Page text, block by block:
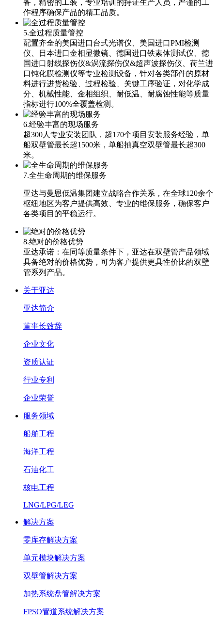
备，精密的工装，专业培训的持证生产人员，严谨的工
作程序确保产品的精工品质。
5.全过程质量管控
配置齐全的美国进口台式光谱仪、美国进口PMI检测
仪、日本进口金相显微镜、德国进口铁素体测试仪、德
国进口射线探伤仪&涡流探伤仪&超声波探伤仪、荷兰进
口钝化膜检测仪等专业检测设备，针对各类部件的原材
料进行进货检验、过程检验、关键工序验证，对化学成
分、机械性能、金相组织、耐低温、耐腐蚀性能等质量
指标进行100%全覆盖检测。
6.经验丰富的现场服务
超300人专业安装团队，超170个项目安装服务经验，单
船双壁管最长超1500米，单船抽真空双壁管最长超300
米。
7.全生命周期的维保服务
亚达与曼恩低温集团建立战略合作关系，在全球120余个
枢纽地区为客户提供高效、专业的维保服务，确保客户
各类项目的平稳运行。
8.绝对的价格优势
亚达承诺：在同等质量条件下，亚达在双壁管产品领域
具备绝对的价格优势，可为客户提供更具性价比的双壁
管系列产品。
关于亚达
亚达简介
董事长致辞
企业文化
资质认证
行业专利
企业荣誉
服务领域
船舶工程
海洋工程
石油化工
核电工程
LNG/LPG/LEG
解决方案
零库存解决方案
单元模块解决方案
双壁管解决方案
加热系统盘管解决方案
FPSO管道系统解决方案